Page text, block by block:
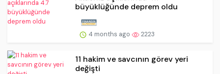
büyüklüğünde deprem oldu
4 months ago 2223
11 hakim ve savcının görev yeri
değişti